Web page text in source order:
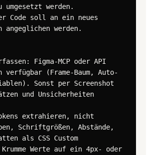
umgesetzt werden.
Code soll an ein neues
angeglichen werden.
Figma-MCP oder API
verfügbar (Frame-Baum, Auto-
Sonst per Screenshot
und Unsicherheiten
extrahieren, nicht
Schriftgrößen, Abstände,
als CSS Custom
Werte auf ein 4px- oder